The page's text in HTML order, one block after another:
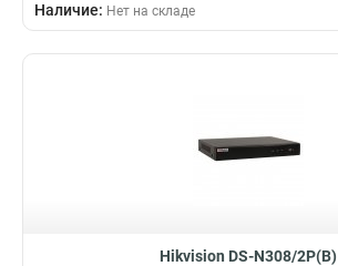
Наличие: Нет на складе
Hikvision DS-N308/2P(B)